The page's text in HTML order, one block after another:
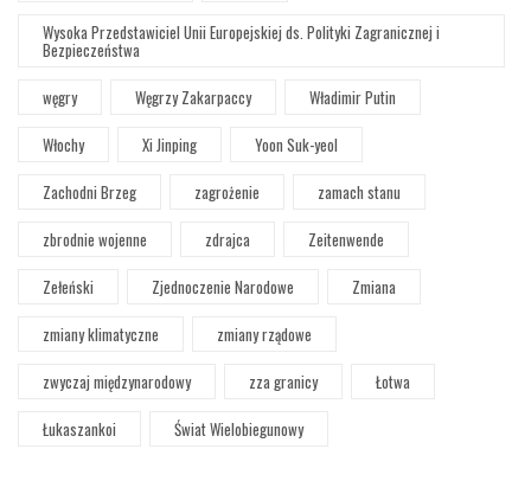
Wysoka Przedstawiciel Unii Europejskiej ds. Polityki Zagranicznej i
Bezpieczeństwa
węgry
Węgrzy Zakarpaccy
Władimir Putin
Włochy
Xi Jinping
Yoon Suk-yeol
Zachodni Brzeg
zagrożenie
zamach stanu
zbrodnie wojenne
zdrajca
Zeitenwende
Zełeński
Zjednoczenie Narodowe
Zmiana
zmiany klimatyczne
zmiany rządowe
zwyczaj międzynarodowy
zza granicy
Łotwa
Łukaszankoi
Świat Wielobiegunowy